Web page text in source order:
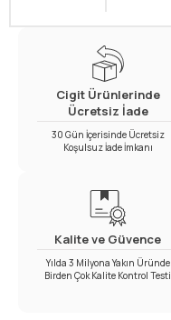
Cigit Ürünlerinde
Ücretsiz İade
30 Gün İçerisinde Ücretsiz
Koşulsuz İade İmkanı
Kalite ve Güvence
Yılda 3 Milyona Yakın Üründe
Birden Çok Kalite Kontrol Testi